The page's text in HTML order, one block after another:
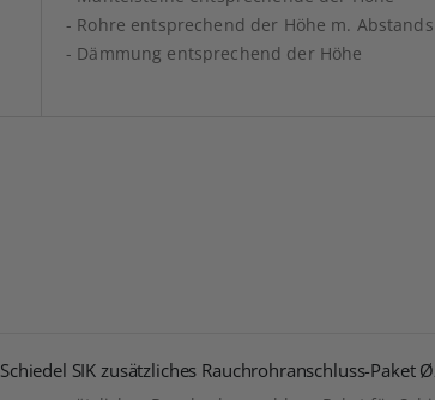
- Rohre entsprechend der Höhe m.
- Dämmung entsprechend der Höhe
Schiedel SIK zusätzliches Rauchrohranschluss-Paket